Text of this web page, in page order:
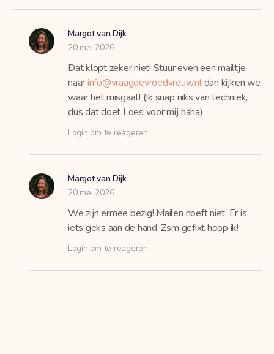
Margot van Dijk
20 mei 2026
Dat klopt zeker niet! Stuur even een mailtje
naarinfo@vraagdevroedvrouw.nldan kijken we
waar het misgaat! (Ik snap niks van techniek,
dus dat doet Loes voor mij haha)
Login om te reageren
Margot van Dijk
20 mei 2026
We zijn ermee bezig! Mailen hoeft niet. Er is
iets geks aan de hand. Zsm gefixt hoop ik!
Login om te reageren